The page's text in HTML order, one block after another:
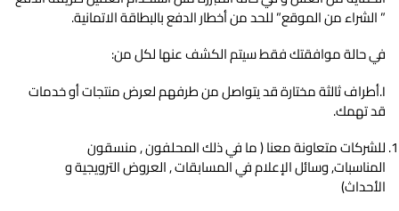
” الشراء من الموقع” للحد من أخطار الدفع بالبطاقة الاتمانية. ‌
في حالة موافقتك فقط سيتم الكشف عنها لكل من:
I.أطراف ثالثة مختارة قد يتواصل من طرفهم لعرض منتجات أو خدمات
قد تهمك.
للشركات متعاونة معنا ( ما في ذلك المحلفون , منسقون
المناسبات, وسائل الإعلام في المسابقات , العروض الترويجية و
الأحداث)